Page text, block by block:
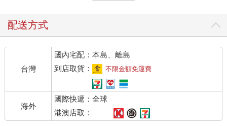
配送方式
台灣
國內宅配：本島、離島
到店取貨：
不限金額免運費
海外
國際快遞：全球
港澳店取：